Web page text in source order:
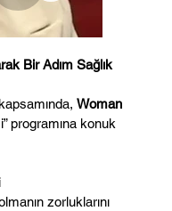
Bir Adım Sağlık
Woman
programına konuk
zorluklarını